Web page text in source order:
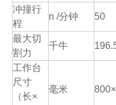
冲撞行
程
n /分钟 50
最大切
割力
千牛
工作台
尺寸
（长×
毫米